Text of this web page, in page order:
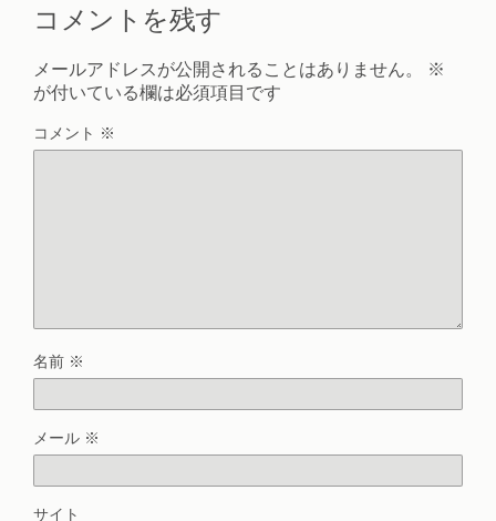
コメントを残す
メールアドレスが公開されることはありません。
※
が付いている欄は必須項目です
コメント ※
名前 ※
メール ※
サイト